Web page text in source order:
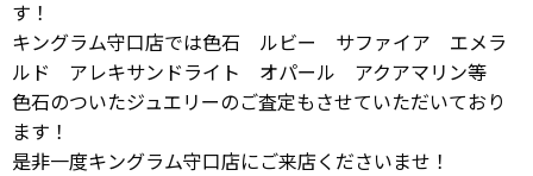
す！
キングラム守口店では色石 ルビー サファイア エメラ
ルド アレキサンドライト オパール アクアマリン等
色石のついたジュエリーのご査定もさせていただいており
ます！
是非一度キングラム守口店にご来店くださいませ！